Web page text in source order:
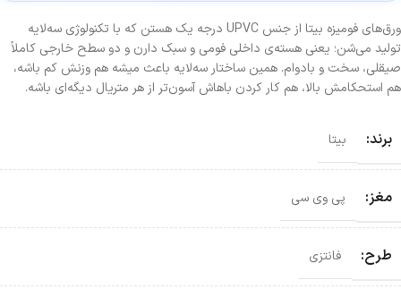
ورق‌های فومیزه بیتا از جنس UPVC درجه یک هستن که با تکنولوژی سه‌لایه
تولید می‌شن؛ یعنی هسته‌ی داخلی فومی و سبک دارن و دو سطح خارجی کاملاً
صیقلی، سخت و بادوام. همین ساختار سه‌لایه باعث میشه هم وزنش کم باشه،
هم استحکامش بالا، هم کار کردن باهاش آسون‌تر از هر متریال دیگه‌ای باشه.
برند: بیتا
مغز: پی وی سی
طرح: فانتزی